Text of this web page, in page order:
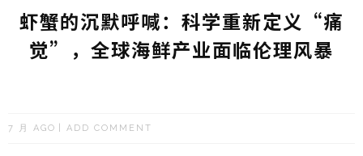
虾蟹的沉默呼喊：科学重新定义“痛
觉”，全球海鲜产业面临伦理风暴
7 月 AGO ADD COMMENT